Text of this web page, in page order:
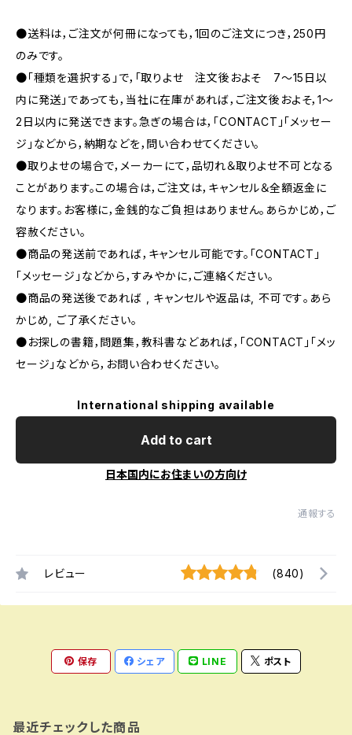
●送料は，ご注文が何冊になっても，1回のご注文につき，250円
のみです。
●「種類を選択する」で，「取りよせ 注文後およそ 7〜15日以
内に発送」であっても，当社に在庫があれば，ご注文後およそ，1〜
2日以内に発送できます。急ぎの場合は，「CONTACT」「メッセー
ジ」などから，納期などを，問い合わせてください。
●取りよせの場合で，メーカーにて，品切れ＆取りよせ不可となる
ことがあります。この場合は，ご注文は，キャンセル＆全額返金に
なります。お客様に，金銭的なご負担はありません。あらかじめ，ご
容赦ください。
●商品の発送前であれば，キャンセル可能です。「CONTACT」
「メッセージ」などから，すみやかに，ご連絡ください。
●商品の発送後であれば , キャンセルや返品は, 不可です｡あら
かじめ, ご了承ください｡
●お探しの書籍，問題集，教科書などあれば，「CONTACT」「メッ
セージ」などから，お問い合わせください。
International shipping available
Add to cart
日本国内にお住まいの方向け
通報する
レビュー (840)
保存 シェア LINE ポスト
最近チェックした商品